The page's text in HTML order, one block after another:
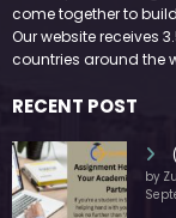
WitEnrepeneur is a
come together to
Our website receives
by